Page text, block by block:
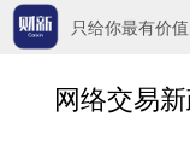
只给你最有价
网络交易